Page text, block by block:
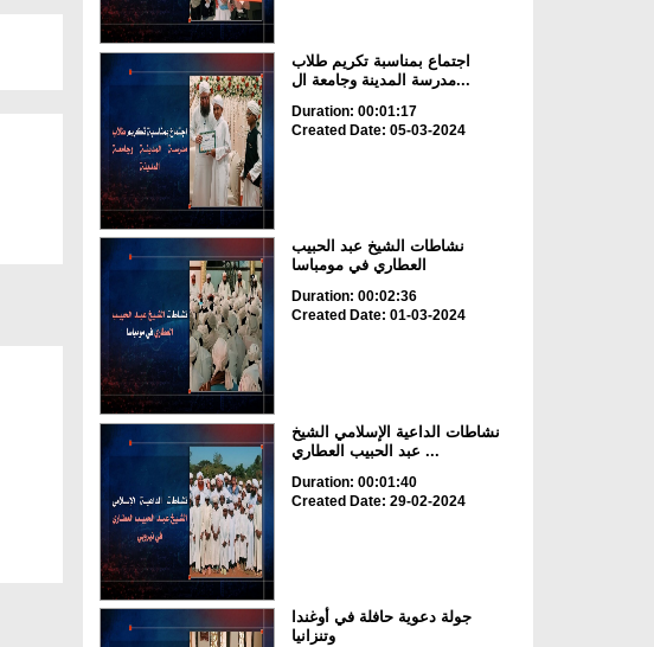
اجتماع بمناسبة تكريم طلاب
مدرسة المدينة وجامعة ال...
Duration: 00:01:17
Created Date: 05-03-2024
نشاطات الشيخ عبد الحبيب
العطاري في مومباسا
Duration: 00:02:36
Created Date: 01-03-2024
نشاطات الداعية الإسلامي الشيخ
عبد الحبيب العطاري ...
Duration: 00:01:40
Created Date: 29-02-2024
جولة دعوية حافلة في أوغندا
وتنزانيا